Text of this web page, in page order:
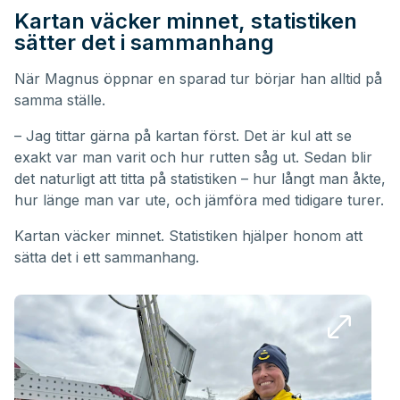
Kartan väcker minnet, statistiken
sätter det i sammanhang
När Magnus öppnar en sparad tur börjar han alltid på
samma ställe.
– Jag tittar gärna på kartan först. Det är kul att se
exakt var man varit och hur rutten såg ut. Sedan blir
det naturligt att titta på statistiken – hur långt man åkte,
hur länge man var ute, och jämföra med tidigare turer.
Kartan väcker minnet. Statistiken hjälper honom att
sätta det i ett sammanhang.